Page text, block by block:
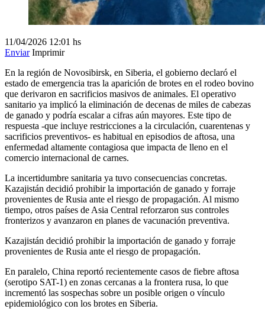
11/04/2026 12:01 hs
Enviar Imprimir
En la región de Novosibirsk, en Siberia, el gobierno declaró el
estado de emergencia tras la aparición de brotes en el rodeo bovino
que derivaron en sacrificios masivos de animales. El operativo
sanitario ya implicó la eliminación de decenas de miles de cabezas
de ganado y podría escalar a cifras aún mayores. Este tipo de
respuesta -que incluye restricciones a la circulación, cuarentenas y
sacrificios preventivos- es habitual en episodios de aftosa, una
enfermedad altamente contagiosa que impacta de lleno en el
comercio internacional de carnes.
La incertidumbre sanitaria ya tuvo consecuencias concretas.
Kazajistán decidió prohibir la importación de ganado y forraje
provenientes de Rusia ante el riesgo de propagación. Al mismo
tiempo, otros países de Asia Central reforzaron sus controles
fronterizos y avanzaron en planes de vacunación preventiva.
Kazajistán decidió prohibir la importación de ganado y forraje
provenientes de Rusia ante el riesgo de propagación.
En paralelo, China reportó recientemente casos de fiebre aftosa
(serotipo SAT-1) en zonas cercanas a la frontera rusa, lo que
incrementó las sospechas sobre un posible origen o vínculo
epidemiológico con los brotes en Siberia.